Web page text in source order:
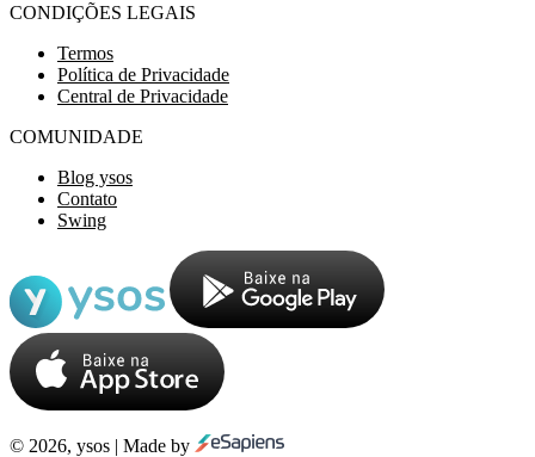
CONDIÇÕES LEGAIS
Termos
Política de Privacidade
Central de Privacidade
COMUNIDADE
Blog ysos
Contato
Swing
© 2026, ysos | Made by